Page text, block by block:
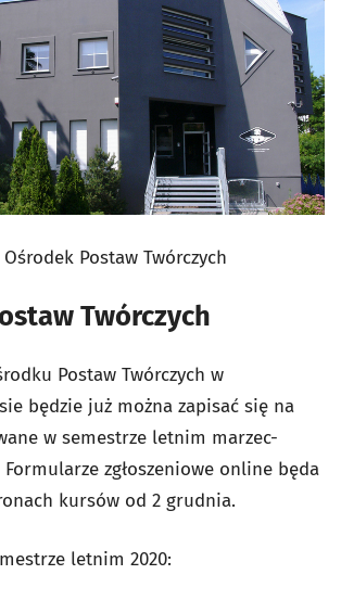
Ośrodek Postaw Twórczych
Twórczych
Postaw Twórczych w
będzie już można zapisać się na
w semestrze letnim marzec-
Formularze zgłoszeniowe online będa
kursów od 2 grudnia.
letnim 2020: